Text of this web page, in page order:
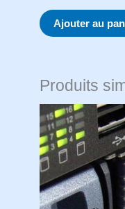
Ajouter au
Produits